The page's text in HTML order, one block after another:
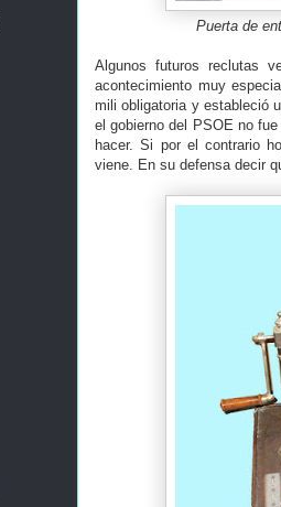
Puerta de
Algunos futuros reclutas
acontecimiento muy
mili obligatoria y estableció
el gobierno del PSOE no
hacer. Si por el contrario
viene. En su defensa decir